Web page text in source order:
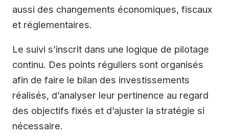
aussi des changements économiques, fiscaux
et réglementaires.
Le suivi s’inscrit dans une logique de pilotage
continu. Des points réguliers sont organisés
afin de faire le bilan des investissements
réalisés, d’analyser leur pertinence au regard
des objectifs fixés et d’ajuster la stratégie si
nécessaire.